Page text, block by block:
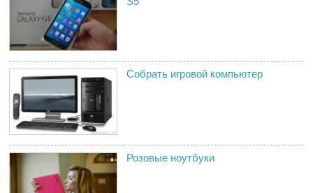
Собрать игровой компьютер
Розовые ноутбуки